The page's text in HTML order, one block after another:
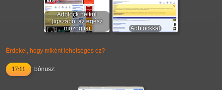
Adblock nélkül
(igazából az egész
mozog is)
Adblockkal
Érdekel, hogy miként lehetséges ez?
17:11 : bónusz: